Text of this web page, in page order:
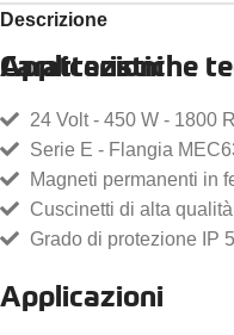
Descrizione
Caratteristiche
24 Volt - 450 W - 1800
Serie E - Flangia
Magneti permanenti in
Cuscinetti di alta
Grado di protezione IP
Applicazioni
Applicazioni